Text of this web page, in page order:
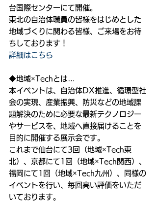
台国際センターにて開催。
東北の自治体職員の皆様をはじめとした
地域づくりに関わる皆様、ご来場をお待
ちしております！
詳細はこちら
◆地域×Techとは…
本イベントは、自治体DX推進、循環型社
会の実現、産業振興、防災などの地域課
題解決のために必要な最新テクノロジー
やサービスを、地域へ直接届けることを
目的に開催する展示会です。
これまで仙台にて3回（地域×Tech東
北）、京都にて1回（地域×Tech関西）、
福岡にて1回（地域×Tech九州）、同様の
イベントを行い、毎回高い評価をいただ
いております。